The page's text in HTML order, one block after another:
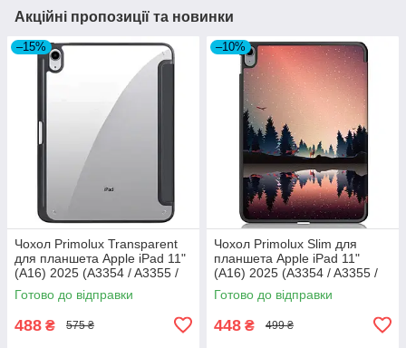
Акційні пропозиції та новинки
–15%
Чохол Primolux Transparent
для планшета Apple iPad 11"
(A16) 2025 (A3354 / A3355 /
A3356) - Black/Clear
Готово до відправки
488 ₴ 575 ₴
–10%
Чохол Primolux Slim для
планшета Apple iPad 11"
(A16) 2025 (A3354 / A3355 /
A3356) - Nature
Готово до відправки
448 ₴ 499 ₴